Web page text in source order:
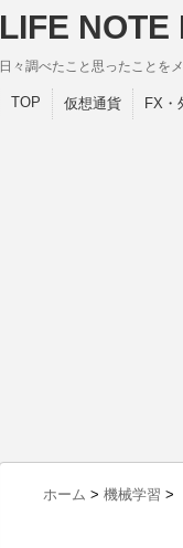
LIFE NOTE
日々調べたこと思ったことを
TOP 仮想通貨 FX・
ホーム > 機械学習 >